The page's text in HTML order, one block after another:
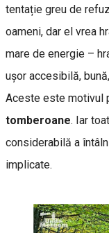
tentație greu de
oameni, dar el vrea
mare de energie –
ușor accesibilă,
Aceste este motivul
tomberoane. Iar
considerabilă a
implicate.